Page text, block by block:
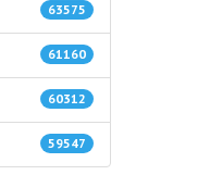
63575
61160
60312
59547